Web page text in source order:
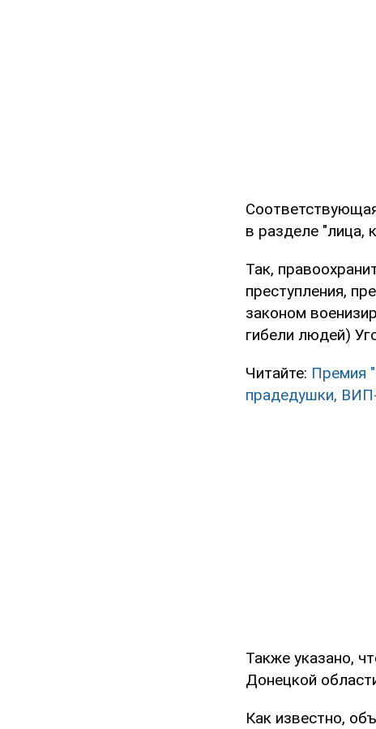
в разделе "лица,
Так,
преступления,
законом
гибели людей)
Читайте: Премия
прадедушки,
Также указано,
Донецкой
Как известно,